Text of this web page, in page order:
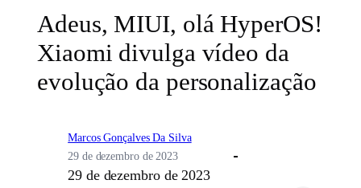
Adeus, MIUI, olá HyperOS!
Xiaomi divulga vídeo da
evolução da personalização
Marcos Gonçalves Da Silva
29 de dezembro de 2023
29 de dezembro de 2023